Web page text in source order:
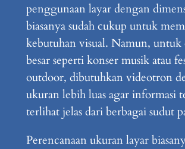
penggunaan layar dengan
biasanya sudah cukup untuk
kebutuhan visual. Namun, untuk
besar seperti konser musik atau
outdoor, dibutuhkan videotron
ukuran lebih luas agar informasi
terlihat jelas dari berbagai sudut
Perencanaan ukuran layar